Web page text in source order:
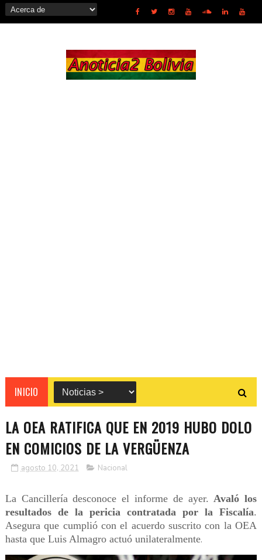
INICIO
LA OEA RATIFICA QUE EN 2019 HUBO DOLO
EN COMICIOS DE LA VERGÜENZA
agosto 10, 2021 Nacional
La Cancillería desconoce el informe de ayer.Avaló los
resultados de la pericia contratada por la Fiscalía.
Asegura que cumplió con el acuerdo suscrito con la OEA
hasta que Luis Almagro actuó unilateralmente.